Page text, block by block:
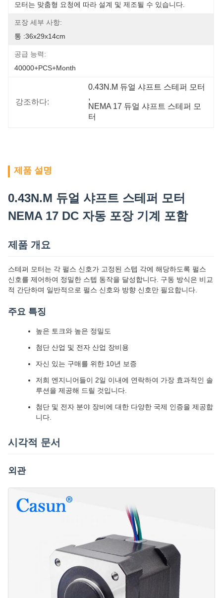
모터는 맞춤형 요청에 따라 설계 및 제조될 수 있습니다.
포장 세부 사항:
통 :36x29x14cm
공급 능력:
40000+PCS+Month
강조하다:
0.43N.M 듀얼 샤프트 스테퍼 모터
,
NEMA 17 듀얼 샤프트 스테퍼 모
터
제품 설명
0.43N.M 듀얼 샤프트 스테퍼 모터
NEMA 17 DC 자동 포장 기계 포함
제품 개요
스테퍼 모터는 각 펄스 신호가 고정된 스텝 각에 해당하도록 펄스
신호를 제어하여 정밀한 스텝 동작을 달성합니다. 구동 방식은 비교
적 간단하며 일반적으로 펄스 신호와 방향 신호만 필요합니다.
주요 특징
높은 토크와 높은 정밀도
첨단 산업 및 전자 산업 장비용
자신 있는 구매를 위한 10년 보증
저희 엔지니어들이 2일 이내에 연락하여 가장 효과적인 솔
루션을 제공해 드릴 것입니다.
첨단 및 전자 분야 장비에 대한 다양한 국제 인증을 제공합
니다.
시각적 문서
외관